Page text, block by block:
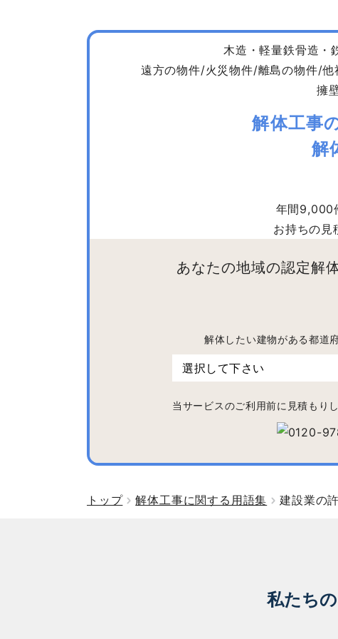
木造・軽量鉄骨造・
遠方の物件/火災物件/離島の物件/
擁
解体工事
解
年間9,000
お持ちの見
あなたの地域の認定解
解体したい建物がある都道
当サービスのご利用前に見積もり
トップ 解体工事に関する用語集 建設業の
私たち